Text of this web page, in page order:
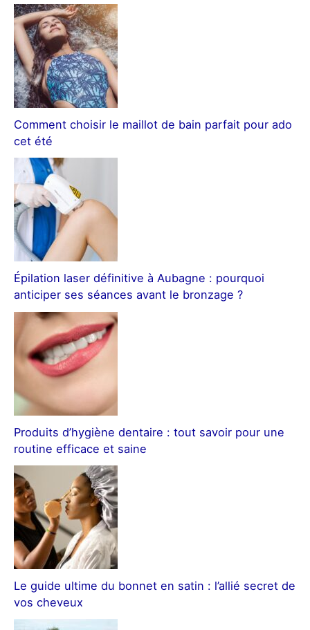
Comment choisir le maillot de bain parfait pour ado
cet été
Épilation laser définitive à Aubagne : pourquoi
anticiper ses séances avant le bronzage ?
Produits d’hygiène dentaire : tout savoir pour une
routine efficace et saine
Le guide ultime du bonnet en satin : l’allié secret de
vos cheveux